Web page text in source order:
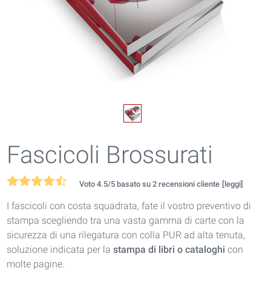
Fascicoli Brossurati
Voto 4.5/5 basato su 2 recensioni cliente [leggi]
I fascicoli con costa squadrata, fate il vostro preventivo di
stampa scegliendo tra una vasta gamma di carte con la
sicurezza di una rilegatura con colla PUR ad alta tenuta,
soluzione indicata per la stampa di libri o cataloghi con
molte pagine.